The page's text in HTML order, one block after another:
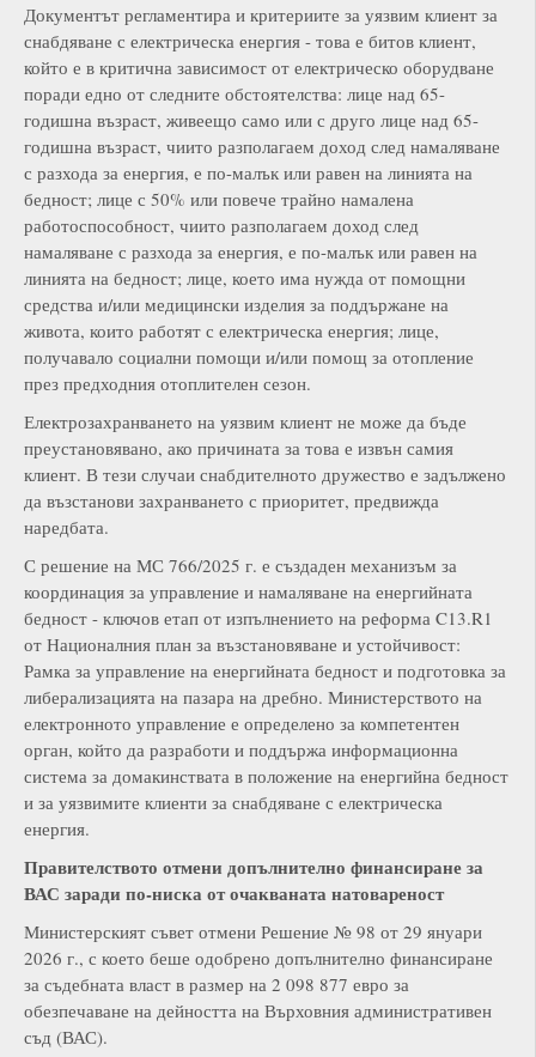
Документът регламентира и критериите за уязвим клиент за
снабдяване с електрическа енергия - това е битов клиент,
който е в критична зависимост от електрическо оборудване
поради едно от следните обстоятелства: лице над 65-
годишна възраст, живеещо само или с друго лице над 65-
годишна възраст, чиито разполагаем доход след намаляване
с разхода за енергия, е по-малък или равен на линията на
бедност; лице с 50% или повече трайно намалена
работоспособност, чиито разполагаем доход след
намаляване с разхода за енергия, е по-малък или равен на
линията на бедност; лице, което има нужда от помощни
средства и/или медицински изделия за поддържане на
живота, които работят с електрическа енергия; лице,
получавало социални помощи и/или помощ за отопление
през предходния отоплителен сезон.
Електрозахранването на уязвим клиент не може да бъде
преустановявано, ако причината за това е извън самия
клиент. В тези случаи снабдителното дружество е задължено
да възстанови захранването с приоритет, предвижда
наредбата.
С решение на МС 766/2025 г. е създаден механизъм за
координация за управление и намаляване на енергийната
бедност - ключов етап от изпълнението на реформа C13.R1
от Националния план за възстановяване и устойчивост:
Рамка за управление на енергийната бедност и подготовка за
либерализацията на пазара на дребно. Министерството на
електронното управление е определено за компетентен
орган, който да разработи и поддържа информационна
система за домакинствата в положение на енергийна бедност
и за уязвимите клиенти за снабдяване с електрическа
енергия.
Правителството отмени допълнително финансиране за
ВАС заради по-ниска от очакваната натовареност
Министерският съвет отмени Решение № 98 от 29 януари
2026 г., с което беше одобрено допълнително финансиране
за съдебната власт в размер на 2 098 877 евро за
обезпечаване на дейността на Върховния административен
съд (ВАС).